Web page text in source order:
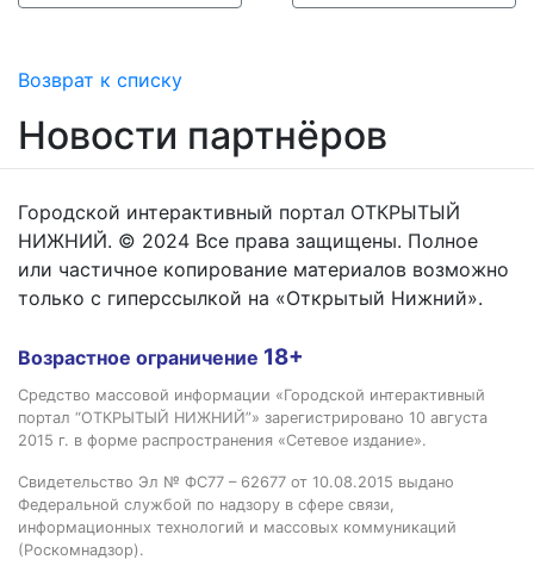
Возврат к списку
Новости партнёров
Городской интерактивный портал ОТКРЫТЫЙ
НИЖНИЙ. © 2024 Все права защищены. Полное
или частичное копирование материалов возможно
только с гиперссылкой на «Открытый Нижний».
Возрастное ограничение 18+
Средство массовой информации «Городской интерактивный
портал “ОТКРЫТЫЙ НИЖНИЙ”» зарегистрировано 10 августа
2015 г. в форме распространения «Сетевое издание».
Свидетельство Эл № ФС77 – 62677 от 10.08.2015 выдано
Федеральной службой по надзору в сфере связи,
информационных технологий и массовых коммуникаций
(Роскомнадзор).